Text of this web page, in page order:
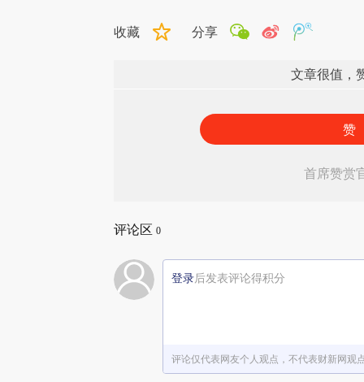
收藏 分享
文章很值，
赞
首席赞赏
评论区 0
登录后发表评论得积分
评论仅代表网友个人观点，不代表财新网观